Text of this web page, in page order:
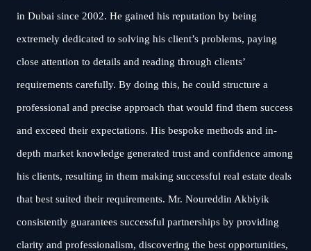
in Dubai since 2002. He gained his reputation by being
extremely dedicated to solving his client’s problems, paying
close attention to details and reading through clients’
requirements carefully. By doing this, he could structure a
professional and precise approach that would find them success
and exceed their expectations. His bespoke methods and in-
depth market knowledge generated trust and confidence among
his clients, resulting in them making successful real estate deals
that best suited their requirements. Mr. Noureddin Akbiyik
consistently guarantees successful partnerships by providing
clarity and professionalism, discovering the best opportunities,